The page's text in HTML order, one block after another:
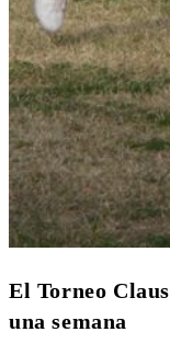
El Torneo
una semana